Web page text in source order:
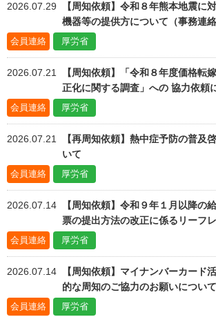
2026.07.29
【周知依頼】令和８年熊本地震に
機器等の提供方について（事務連絡
会員連絡 厚労省
2026.07.21
【周知依頼】「令和８年度価格転
正化に関する調査」への 協力依頼
会員連絡 厚労省
2026.07.21
【再周知依頼】熱中症予防の普及
いて
会員連絡 厚労省
2026.07.14
【周知依頼】令和９年１月以降の
票の提出方法の改正に係るリーフ
会員連絡 厚労省
2026.07.14
【周知依頼】マイナンバーカード
的な周知のご協力のお願いについて
会員連絡 厚労省